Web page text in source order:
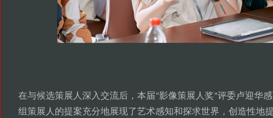
在与候选策展人深入交流后， 本届“影像策展人奖”评委卢迎华
组策展人的提案充分地展现了艺术感知和探求世界 ， 创造性地